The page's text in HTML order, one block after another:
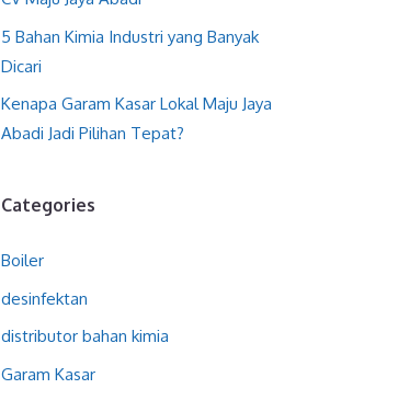
5 Bahan Kimia Industri yang Banyak
Dicari
Kenapa Garam Kasar Lokal Maju Jaya
Abadi Jadi Pilihan Tepat?
Categories
Boiler
desinfektan
distributor bahan kimia
Garam Kasar